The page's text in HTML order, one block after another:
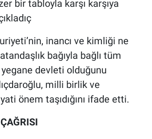
bir tabloyla karşı karşıya
inancı ve kimliği ne
bağıyla bağlı tüm
devleti olduğunu
milli birlik ve
önem taşıdığını ifade etti.